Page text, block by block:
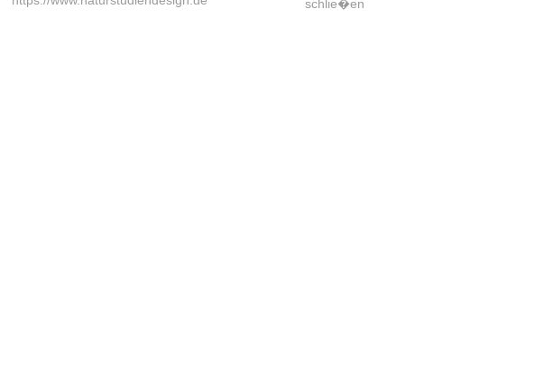
schlie�en